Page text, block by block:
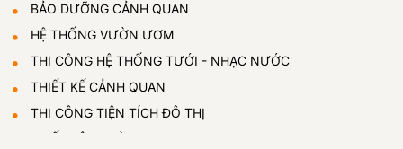
BẢO DƯỠNG CẢNH QUAN
HỆ THỐNG VƯỜN ƯƠM
THI CÔNG HỆ THỐNG TƯỚI - NHẠC NƯỚC
THIẾT KẾ CẢNH QUAN
THI CÔNG TIỆN TÍCH ĐÔ THỊ